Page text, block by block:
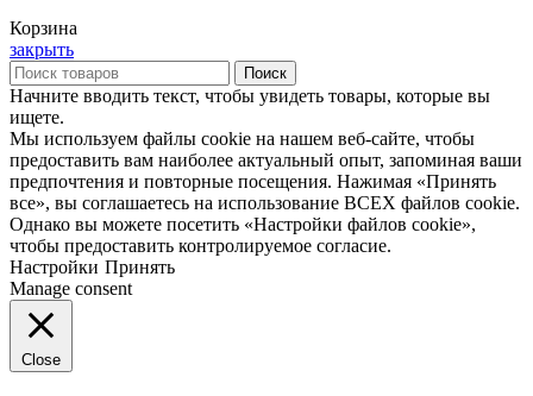
Корзина
закрыть
Поиск
Начните вводить текст, чтобы увидеть товары, которые вы
ищете.
Мы используем файлы cookie на нашем веб-сайте, чтобы
предоставить вам наиболее актуальный опыт, запоминая ваши
предпочтения и повторные посещения. Нажимая «Принять
все», вы соглашаетесь на использование ВСЕХ файлов cookie.
Однако вы можете посетить «Настройки файлов cookie»,
чтобы предоставить контролируемое согласие.
Настройки Принять
Manage consent
Close